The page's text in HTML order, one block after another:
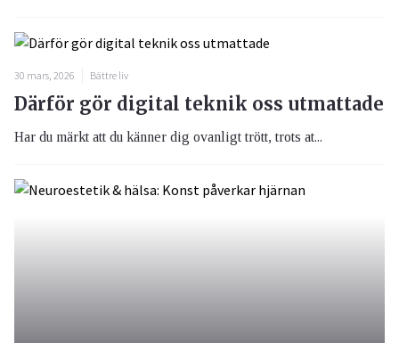
30 mars, 2026 Bättre liv
Därför gör digital teknik oss utmattade
Har du märkt att du känner dig ovanligt trött, trots at...